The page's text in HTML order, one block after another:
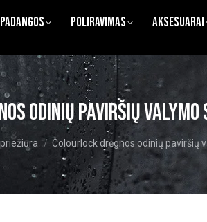
Poliravimas Aksesuarai
odinių paviršių
Colourlock drėgnos odinių paviršių